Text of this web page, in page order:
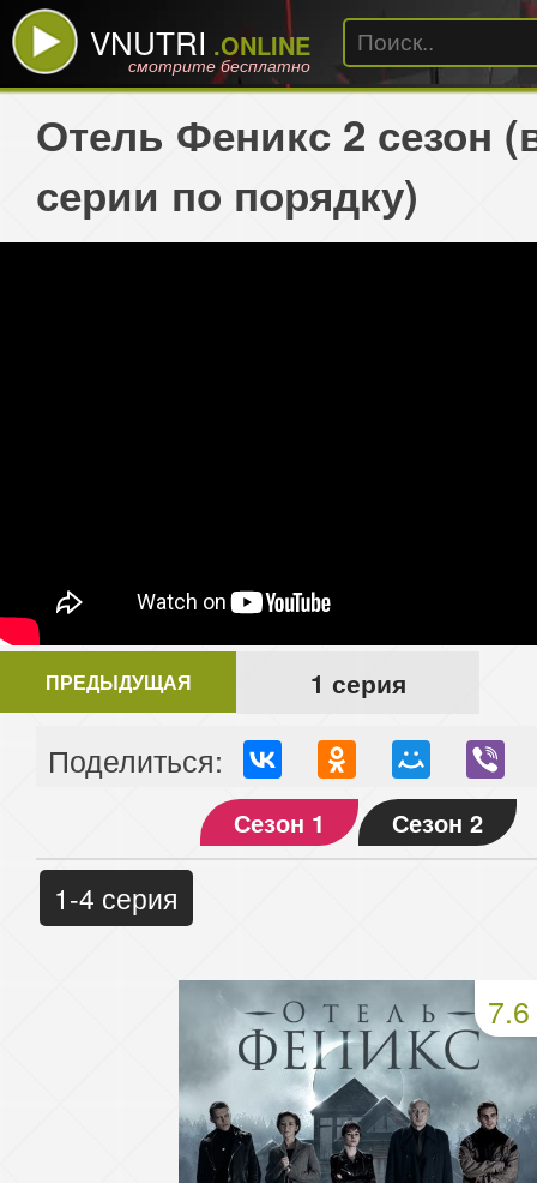
VNUTRI .ONLINE
смотрите бесплатно
Отель Феникс 2 сезон
серии по порядку)
ПРЕДЫДУЩАЯ 1 серия
Поделиться:
Сезон 1 Сезон 2
1-4 серия
7.6